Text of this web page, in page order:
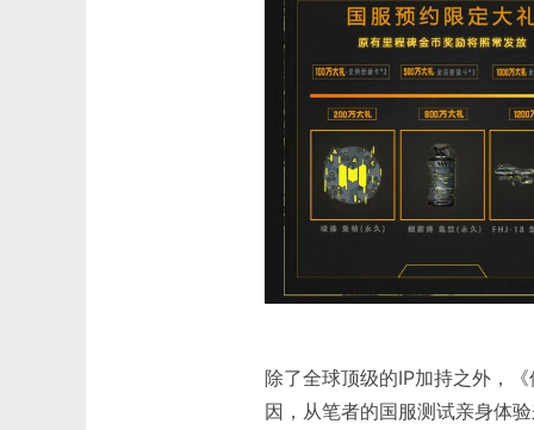
除了全球顶级的IP加持之外，
因，从笔者的国服测试亲身体